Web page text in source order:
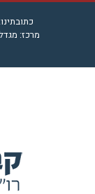
דלג
מרכז: מגדלי ב.ס.ר 4, רח' מצדה 7,